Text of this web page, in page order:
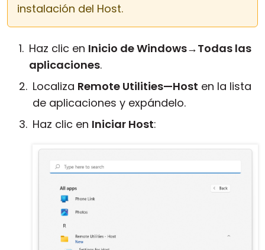
instalación del Host.
Haz clic en Inicio de Windows→Todas las
aplicaciones.
Localiza Remote Utilities—Host en la lista
de aplicaciones y expándelo.
Haz clic en Iniciar Host: